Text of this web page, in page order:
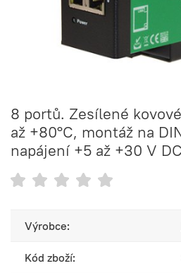
8 portů. Zesílené
až +80°C, montáž na
napájení +5 až +30 V DC
Výrobce:
Kód zboží: